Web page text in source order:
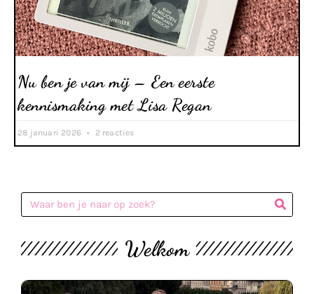
Nu ben je van mij – Een eerste
kennismaking met Lisa Regan
28 januari 2026 2 reacties
Welkom